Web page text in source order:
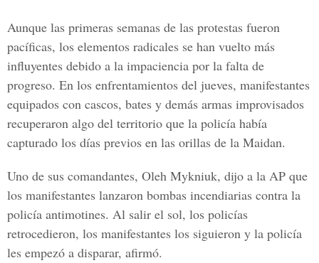
Aunque las primeras semanas de las protestas fueron
pacíficas, los elementos radicales se han vuelto más
influyentes debido a la impaciencia por la falta de
progreso. En los enfrentamientos del jueves, manifestantes
equipados con cascos, bates y demás armas improvisados
recuperaron algo del territorio que la policía había
capturado los días previos en las orillas de la Maidan.
Uno de sus comandantes, Oleh Mykniuk, dijo a la AP que
los manifestantes lanzaron bombas incendiarias contra la
policía antimotines. Al salir el sol, los policías
retrocedieron, los manifestantes los siguieron y la policía
les empezó a disparar, afirmó.